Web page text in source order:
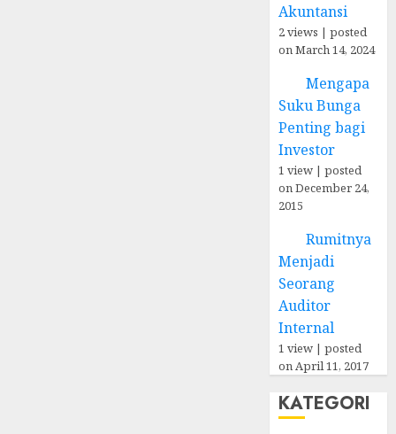
Akuntansi
2 views |posted
on March 14, 2024
Mengapa
Suku Bunga
Penting bagi
Investor
1 view |posted
on December 24,
2015
Rumitnya
Menjadi
Seorang
Auditor
Internal
1 view |posted
on April 11, 2017
KATEGORI